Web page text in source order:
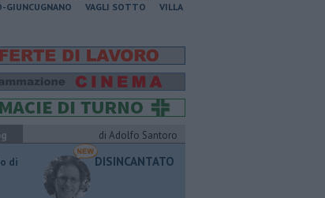
GIUNCUGNANO VAGLI SOTTO
VILLA
di Adolfo Santoro
di
DISINCANTATO